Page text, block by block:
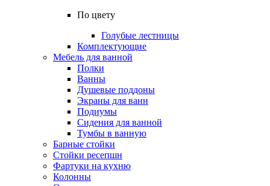
По цвету
Голубые лестницы
Комплектующие
Мебель для ванной
Полки
Ванны
Душевые поддоны
Экраны для ванн
Подиумы
Сидения для ванной
Тумбы в ванную
Барные стойки
Стойки ресепшн
Фартуки на кухню
Колонны